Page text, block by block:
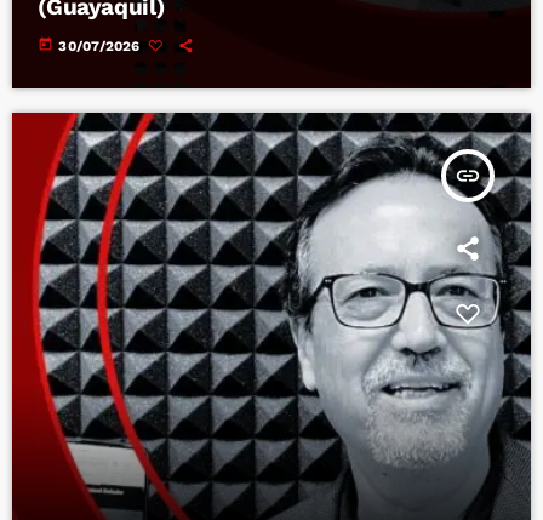
(Guayaquil)
today 30/07/2026
insert_link